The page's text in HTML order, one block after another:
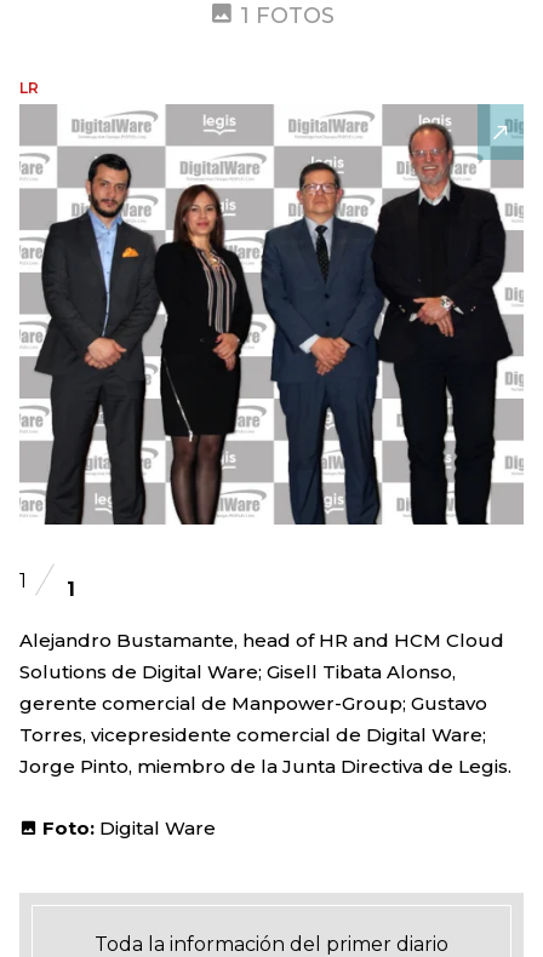
1 FOTOS
LR
1 1
Alejandro Bustamante, head of HR and HCM Cloud
Solutions de Digital Ware; Gisell Tibata Alonso,
gerente comercial de Manpower-Group; Gustavo
Torres, vicepresidente comercial de Digital Ware;
Jorge Pinto, miembro de la Junta Directiva de Legis.
Foto: Digital Ware
Toda la información del primer diario